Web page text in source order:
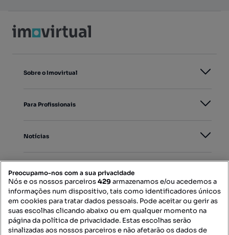
Sobre o Imovirtual
Para Profissionais
Notícias
Mapa do Site
Contacte-nos
Preocupamo-nos com a sua privacidade
Nós e os nossos parceiros429armazenamos e/ou acedemos a
informações num dispositivo, tais como identificadores únicos
em cookies para tratar dados pessoais. Pode aceitar ou gerir as
suas escolhas clicando abaixo ou em qualquer momento na
página da política de privacidade. Estas escolhas serão
sinalizadas aos nossos parceiros e não afetarão os dados de